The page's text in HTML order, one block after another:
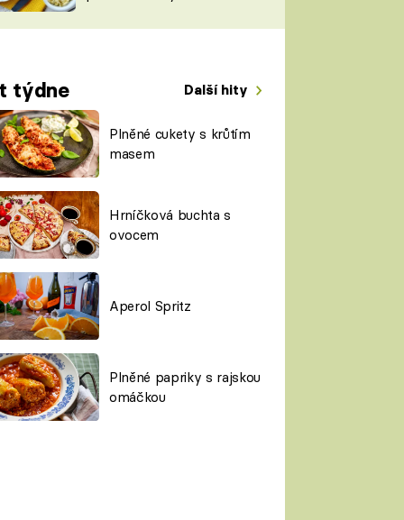
týdne Další hity
Plněné cukety s krůtím
masem
Hrníčková buchta s
ovocem
Aperol Spritz
Plněné papriky s rajskou
omáčkou